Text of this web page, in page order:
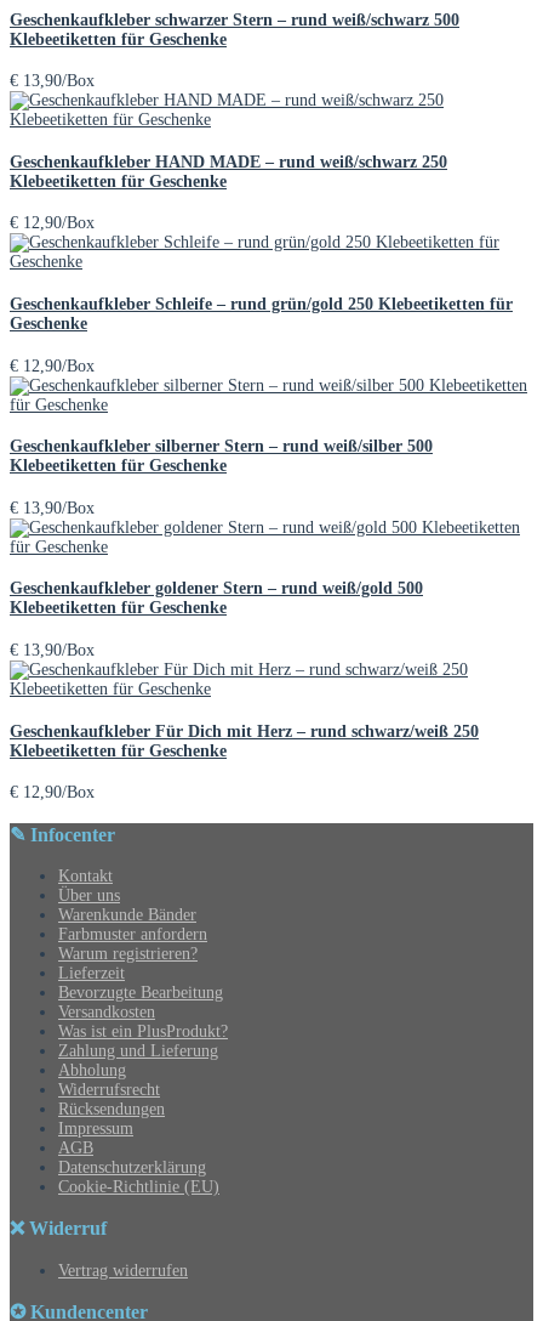
Geschenkaufkleber schwarzer Stern – rund weiß/schwarz 500
Klebeetiketten für Geschenke
€ 13,90/Box
Geschenkaufkleber HAND MADE – rund weiß/schwarz 250
Klebeetiketten für Geschenke
€ 12,90/Box
Geschenkaufkleber Schleife – rund grün/gold 250 Klebeetiketten für
Geschenke
€ 12,90/Box
Geschenkaufkleber silberner Stern – rund weiß/silber 500
Klebeetiketten für Geschenke
€ 13,90/Box
Geschenkaufkleber goldener Stern – rund weiß/gold 500
Klebeetiketten für Geschenke
€ 13,90/Box
Geschenkaufkleber Für Dich mit Herz – rund schwarz/weiß 250
Klebeetiketten für Geschenke
€ 12,90/Box
✎ Infocenter
Kontakt
Über uns
Warenkunde Bänder
Farbmuster anfordern
Warum registrieren?
Lieferzeit
Bevorzugte Bearbeitung
Versandkosten
Was ist ein PlusProdukt?
Zahlung und Lieferung
Abholung
Widerrufsrecht
Rücksendungen
Impressum
AGB
Datenschutzerklärung
Cookie-Richtlinie (EU)
❌ Widerruf
Vertrag widerrufen
✪ Kundencenter